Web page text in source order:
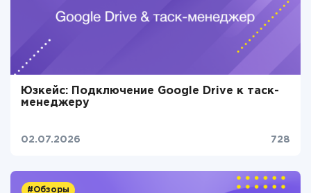
Юзкейс: Подключение Google Drive к таск-
менеджеру
02.07.2026 728
#Обзоры